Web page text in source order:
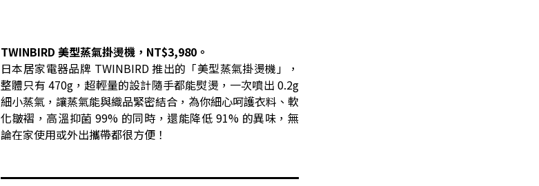
TWINBIRD 美型蒸氣掛燙機，NT$3,980。
日本居家電器品牌 TWINBIRD 推出的「美型蒸氣掛燙機」，
整體只有 470g，超輕量的設計隨手都能熨燙，一次噴出 0.2g
細小蒸氣，讓蒸氣能與織品緊密結合，為你細心呵護衣料、軟
化皺褶，高溫抑菌 99% 的同時，還能降低 91% 的異味，無
論在家使用或外出攜帶都很方便！